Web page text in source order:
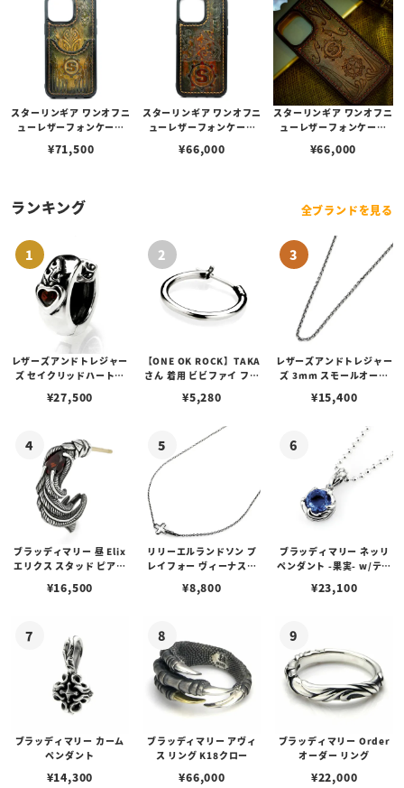
スターリンギア ワンオフニ
ューレザーフォンケース
ス カーキ s000117353（i
¥71,500
スターリンギア ワンオフニ
ューレザーフォンケース
ブラウン s000117354（i
¥66,000
スターリンギア ワンオフニ
ューレザーフォンケース
ン s000117271（iPhone
¥66,000
ランキング 全ブランドを見る
レザーズアンドトレジャー
ズ セイクリッドハートピ
¥27,500
【ONE OK ROCK】TAKA
さん 着用 ビビファイ フー
¥5,280
レザーズアンドトレジャー
ズ 3mm スモールオーバ
ブスタークラスプ＆LTロ
¥15,400
ブラッディマリー 昼 Elix
エリクス スタッド ピアス
¥16,500
リリーエルランドソン プ
レイフォー ヴィーナスチ
¥8,800
ブラッディマリー ネッリ
ペンダント -果実- w/ティ
¥23,100
ブラッディマリー カーム
ペンダント
¥14,300
ブラッディマリー アヴィ
ス リング K18クロー
¥66,000
ブラッディマリー Order
オーダー リング
¥22,000